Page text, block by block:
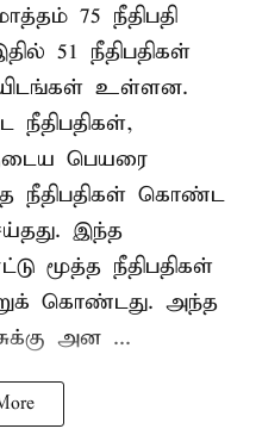
75 நீதிபதி
51 நீதிபதிகள்
உள்ளன.
நீதிபதிகள்,
பெயரை
நீதிபதிகள் கொண்ட
இந்த
மூத்த நீதிபதிகள்
கொண்டது. அந்த
அன ...